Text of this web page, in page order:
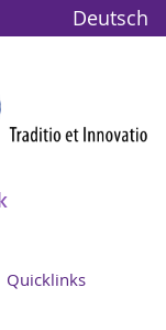
Deutsch
Quicklinks